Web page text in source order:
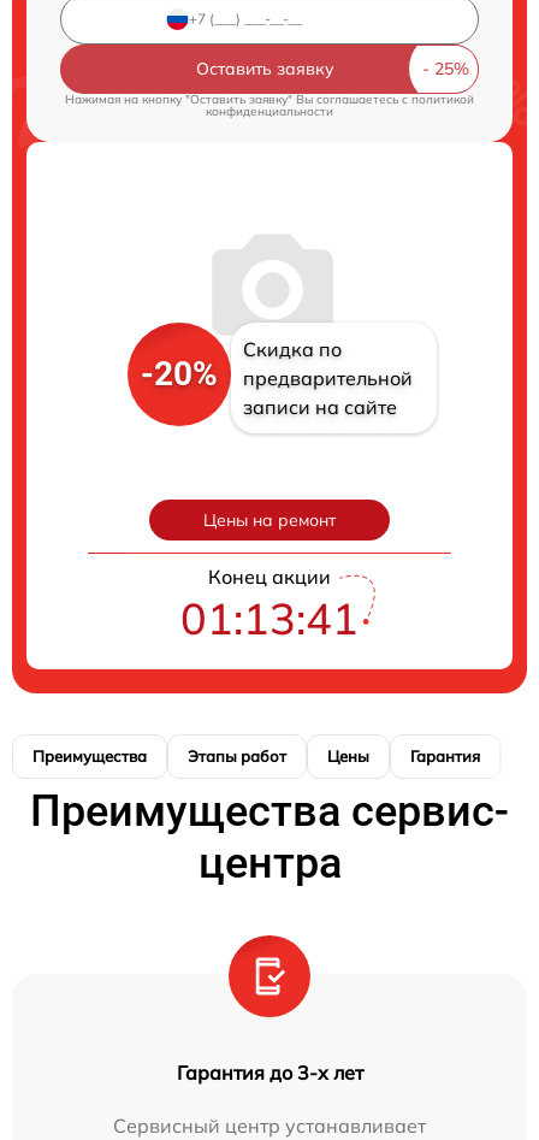
Оставить заявку
Нажимая на кнопку "Оставить заявку" Вы соглашаетесь cполитикой
конфиденциальности
-20%
Скидка по
предварительной
записи на сайте
Цены на ремонт
Конец акции
01:13:41
Преимущества Этапы работ Цены Гарантия
Преимущества сервис-
центра
Гарантия до 3-х лет
Сервисный центр устанавливает